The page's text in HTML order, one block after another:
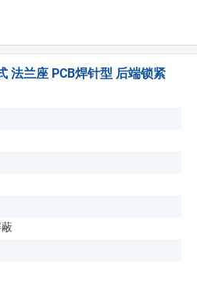
法兰座 PCB焊针型 后端锁紧